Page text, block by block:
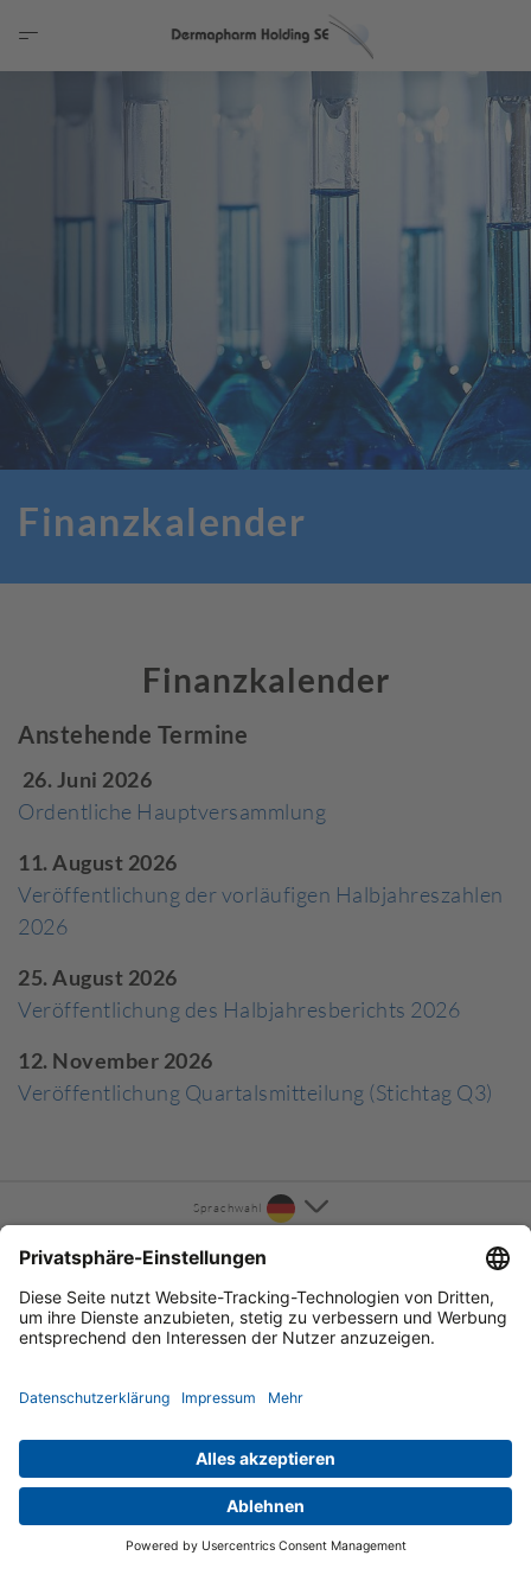
Finanzkalender
Finanzkalender
Anstehende Termine
26. Juni 2026
Ordentliche Hauptversammlung
11. August 2026
Veröffentlichung der vorläufigen Halbjahreszahlen
2026
25. August 2026
Veröffentlichung des Halbjahresberichts 2026
12. November 2026
Veröffentlichung Quartalsmitteilung (Stichtag Q3)
Sprachwahl
KONTAKT
INFORMATION
© 2026 Dermapharm Holding SE Cookie-Einstellungen
Impressum AGB